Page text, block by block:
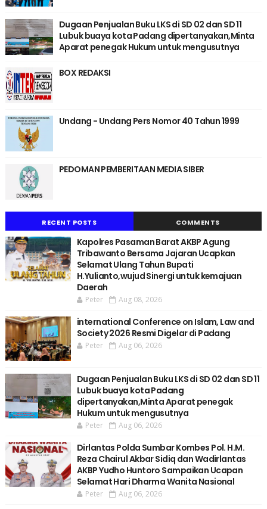
Dugaan Penjualan Buku LKS di SD 02 dan SD 11
Lubuk buaya kota Padang dipertanyakan,Minta
Aparat penegak Hukum untuk mengusutnya
BOX REDAKSI
Undang - Undang Pers Nomor 40 Tahun 1999
PEDOMAN PEMBERITAAN MEDIA SIBER
RECENT POSTS COMMENTS
Kapolres Pasaman Barat AKBP Agung
Tribawanto Bersama Jajaran Ucapkan
Selamat Ulang Tahun Bupati
H.Yulianto,wujud Sinergi untuk kemajuan
Daerah
Peter Aug 08, 2026
international Conference on Islam, Law and
Society 2026 Resmi Digelar di Padang
Peter Aug 06, 2026
Dugaan Penjualan Buku LKS di SD 02 dan SD 11
Lubuk buaya kota Padang
dipertanyakan,Minta Aparat penegak
Hukum untuk mengusutnya
Peter Aug 06, 2026
Dirlantas Polda Sumbar Kombes Pol. H.M.
Reza Chairul Akbar Sidiq dan Wadirlantas
AKBP Yudho Huntoro Sampaikan Ucapan
Selamat Hari Dharma Wanita Nasional
Peter Aug 06, 2026